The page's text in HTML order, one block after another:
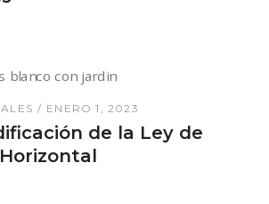
ENERO 1, 2023
de la Ley de